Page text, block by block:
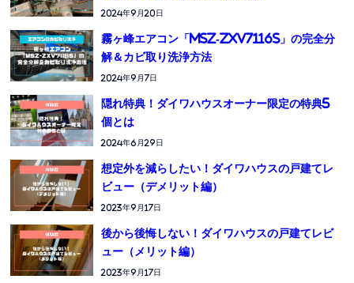
2024年9月20日
霧ヶ峰エアコン「MSZ-ZXV7116S」の完全分
解＆カビ取り洗浄方法
2024年9月7日
隠れ特典！ダイワハウスオーナー限定の特典5
個とは
2024年6月29日
想定外を減らしたい！ダイワハウスの戸建てレ
ビュー（デメリット編）
2023年9月17日
後から後悔しない！ダイワハウスの戸建てレビ
ュー（メリット編）
2023年9月17日